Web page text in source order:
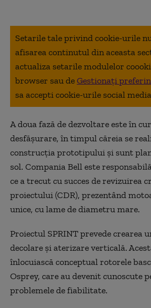
Setarile tale privind cookie-urile
afisarea continutul din aceasta
actualiza setarile modulelor
browser sau deGestionați
sa accepti cookie-urile social media
A doua fază de dezvoltare este în
desfășurare, în timpul căreia se
construcția prototipului și sunt
sol. Compania Bell este
ce a trecut cu succes de revizuirea
proiectului (CDR), prezentând
unice, cu lame de diametru mare.
Proiectul SPRINT prevede crearea
decolare și aterizare verticală.
înlocuiască conceptual rotorele
Osprey, care au devenit cunoscute
problemele de fiabilitate.